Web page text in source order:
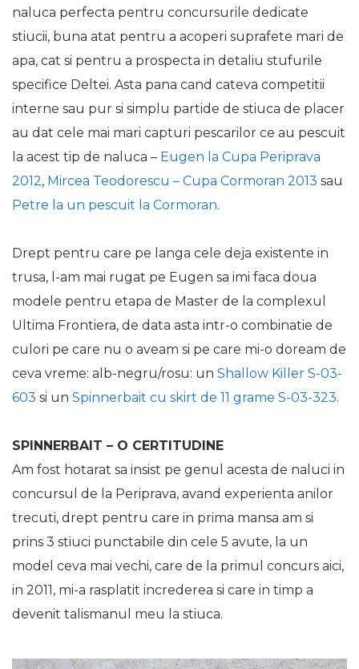
naluca perfecta pentru concursurile dedicate
stiucii, buna atat pentru a acoperi suprafete mari de
apa, cat si pentru a prospecta in detaliu stufurile
specifice Deltei. Asta pana cand cateva competitii
interne sau pur si simplu partide de stiuca de placer
au dat cele mai mari capturi pescarilor ce au pescuit
la acest tip de naluca – Eugen la Cupa Periprava
2012, Mircea Teodorescu – Cupa Cormoran 2013 sau
Petre la un pescuit la Cormoran.
Drept pentru care pe langa cele deja existente in
trusa, l-am mai rugat pe Eugen sa imi faca doua
modele pentru etapa de Master de la complexul
Ultima Frontiera, de data asta intr-o combinatie de
culori pe care nu o aveam si pe care mi-o doream de
ceva vreme: alb-negru/rosu: un Shallow Killer S-03-
603 si un Spinnerbait cu skirt de 11 grame S-03-323.
SPINNERBAIT – O CERTITUDINE
Am fost hotarat sa insist pe genul acesta de naluci in
concursul de la Periprava, avand experienta anilor
trecuti, drept pentru care in prima mansa am si
prins 3 stiuci punctabile din cele 5 avute, la un
model ceva mai vechi, care de la primul concurs aici,
in 2011, mi-a rasplatit increderea si care in timp a
devenit talismanul meu la stiuca.